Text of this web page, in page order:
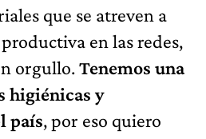
que se atreven a
en las redes,
orgullo.Tenemos una
higiénicas y
país, por eso quiero